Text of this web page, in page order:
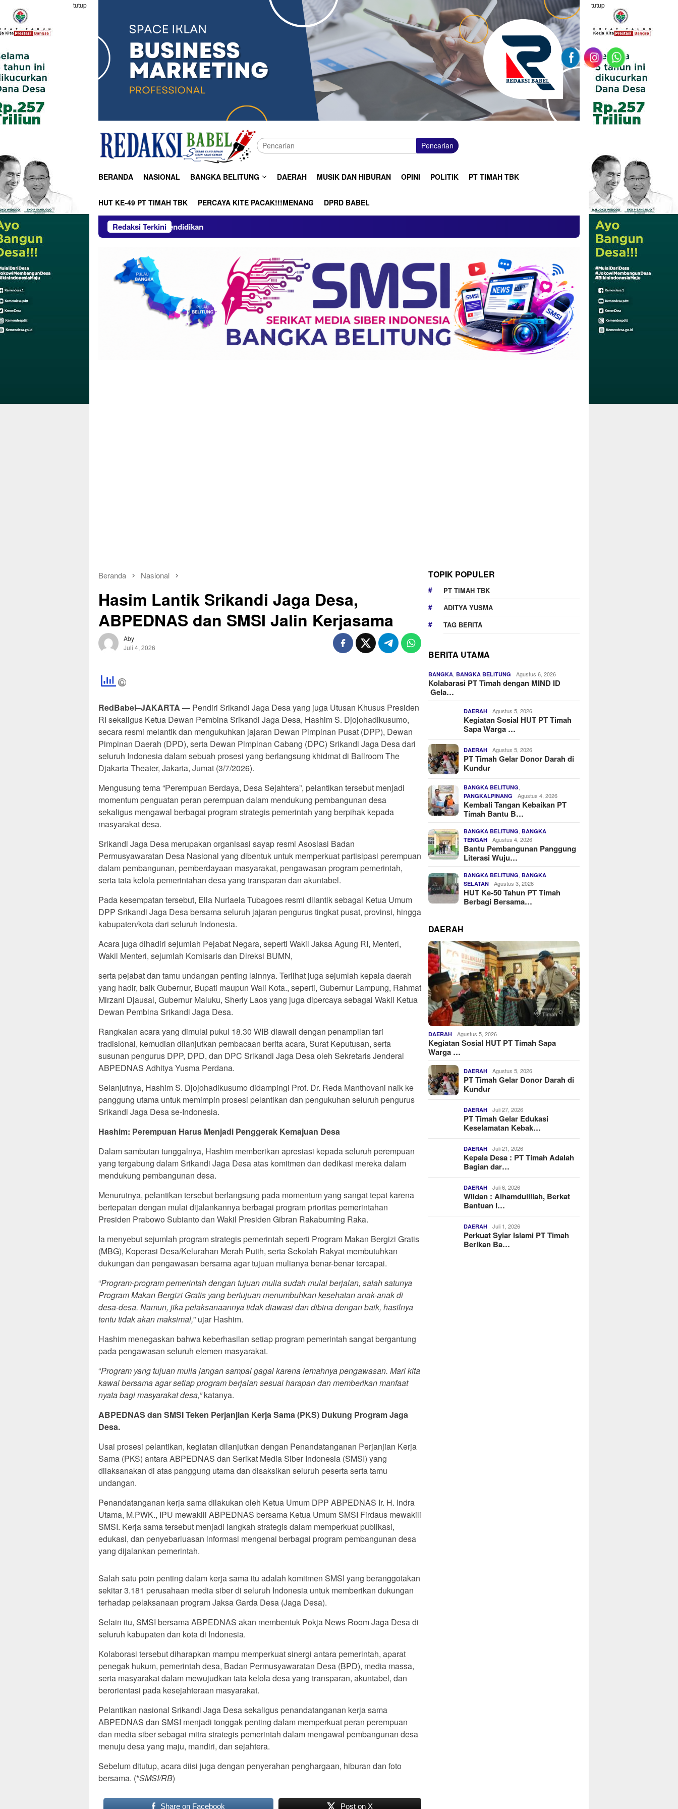
tutup tutup
Pencarian
BERANDA NASIONAL BANGKA BELITUNG DAERAH MUSIK DAN HIBURAN OPINI POLITIK PT TIMAH TBK
HUT KE-49 PT TIMAH TBK PERCAYA KITE PACAK!!!MENANG DPRD BABEL
Redaksi Terkini
PT Timah Untuk Dunia Pendidikan
Beranda Nasional
Hasim Lantik Srikandi Jaga Desa,
ABPEDNAS dan SMSI Jalin Kerjasama
Aby
Juli 4, 2026
RedBabel–JAKARTA — Pendiri Srikandi Jaga Desa yang juga Utusan Khusus Presiden
RI sekaligus Ketua Dewan Pembina Srikandi Jaga Desa, Hashim S. Djojohadikusumo,
secara resmi melantik dan mengukuhkan jajaran Dewan Pimpinan Pusat (DPP), Dewan
Pimpinan Daerah (DPD), serta Dewan Pimpinan Cabang (DPC) Srikandi Jaga Desa dari
seluruh Indonesia dalam sebuah prosesi yang berlangsung khidmat di Ballroom The
Djakarta Theater, Jakarta, Jumat (3/7/2026).
Mengusung tema “Perempuan Berdaya, Desa Sejahtera”, pelantikan tersebut menjadi
momentum penguatan peran perempuan dalam mendukung pembangunan desa
sekaligus mengawal berbagai program strategis pemerintah yang berpihak kepada
masyarakat desa.
Srikandi Jaga Desa merupakan organisasi sayap resmi Asosiasi Badan
Permusyawaratan Desa Nasional yang dibentuk untuk memperkuat partisipasi perempuan
dalam pembangunan, pemberdayaan masyarakat, pengawasan program pemerintah,
serta tata kelola pemerintahan desa yang transparan dan akuntabel.
Pada kesempatan tersebut, Ella Nurlaela Tubagoes resmi dilantik sebagai Ketua Umum
DPP Srikandi Jaga Desa bersama seluruh jajaran pengurus tingkat pusat, provinsi, hingga
kabupaten/kota dari seluruh Indonesia.
Acara juga dihadiri sejumlah Pejabat Negara, seperti Wakil Jaksa Agung RI, Menteri,
Wakil Menteri, sejumlah Komisaris dan Direksi BUMN,
serta pejabat dan tamu undangan penting lainnya. Terlihat juga sejumlah kepala daerah
yang hadir, baik Gubernur, Bupati maupun Wali Kota., seperti, Gubernur Lampung, Rahmat
Mirzani Djausal, Gubernur Maluku, Sherly Laos yang juga dipercaya sebagai Wakil Ketua
Dewan Pembina Srikandi Jaga Desa.
Rangkaian acara yang dimulai pukul 18.30 WIB diawali dengan penampilan tari
tradisional, kemudian dilanjutkan pembacaan berita acara, Surat Keputusan, serta
susunan pengurus DPP, DPD, dan DPC Srikandi Jaga Desa oleh Sekretaris Jenderal
ABPEDNAS Adhitya Yusma Perdana.
Selanjutnya, Hashim S. Djojohadikusumo didampingi Prof. Dr. Reda Manthovani naik ke
panggung utama untuk memimpin prosesi pelantikan dan pengukuhan seluruh pengurus
Srikandi Jaga Desa se-Indonesia.
Hashim: Perempuan Harus Menjadi Penggerak Kemajuan Desa
Dalam sambutan tunggalnya, Hashim memberikan apresiasi kepada seluruh perempuan
yang tergabung dalam Srikandi Jaga Desa atas komitmen dan dedikasi mereka dalam
mendukung pembangunan desa.
Menurutnya, pelantikan tersebut berlangsung pada momentum yang sangat tepat karena
bertepatan dengan mulai dijalankannya berbagai program prioritas pemerintahan
Presiden Prabowo Subianto dan Wakil Presiden Gibran Rakabuming Raka.
Ia menyebut sejumlah program strategis pemerintah seperti Program Makan Bergizi Gratis
(MBG), Koperasi Desa/Kelurahan Merah Putih, serta Sekolah Rakyat membutuhkan
dukungan dan pengawasan bersama agar tujuan mulianya benar-benar tercapai.
“Program-program pemerintah dengan tujuan mulia sudah mulai berjalan, salah satunya
Program Makan Bergizi Gratis yang bertujuan menumbuhkan kesehatan anak-anak di
desa-desa. Namun, jika pelaksanaannya tidak diawasi dan dibina dengan baik, hasilnya
tentu tidak akan maksimal,” ujar Hashim.
Hashim menegaskan bahwa keberhasilan setiap program pemerintah sangat bergantung
pada pengawasan seluruh elemen masyarakat.
“Program yang tujuan mulia jangan sampai gagal karena lemahnya pengawasan. Mari kita
kawal bersama agar setiap program berjalan sesuai harapan dan memberikan manfaat
nyata bagi masyarakat desa,”katanya.
ABPEDNAS dan SMSI Teken Perjanjian Kerja Sama (PKS) Dukung Program Jaga
Desa.
Usai prosesi pelantikan, kegiatan dilanjutkan dengan Penandatanganan Perjanjian Kerja
Sama (PKS) antara ABPEDNAS dan Serikat Media Siber Indonesia (SMSI) yang
dilaksanakan di atas panggung utama dan disaksikan seluruh peserta serta tamu
undangan.
Penandatanganan kerja sama dilakukan oleh Ketua Umum DPP ABPEDNAS Ir. H. Indra
Utama, M.PWK., IPU mewakili ABPEDNAS bersama Ketua Umum SMSI Firdaus mewakili
SMSI. Kerja sama tersebut menjadi langkah strategis dalam memperkuat publikasi,
edukasi, dan penyebarluasan informasi mengenai berbagai program pembangunan desa
yang dijalankan pemerintah.
Salah satu poin penting dalam kerja sama itu adalah komitmen SMSI yang beranggotakan
sekitar 3.181 perusahaan media siber di seluruh Indonesia untuk memberikan dukungan
terhadap pelaksanaan program Jaksa Garda Desa (Jaga Desa).
Selain itu, SMSI bersama ABPEDNAS akan membentuk Pokja News Room Jaga Desa di
seluruh kabupaten dan kota di Indonesia.
Kolaborasi tersebut diharapkan mampu memperkuat sinergi antara pemerintah, aparat
penegak hukum, pemerintah desa, Badan Permusyawaratan Desa (BPD), media massa,
serta masyarakat dalam mewujudkan tata kelola desa yang transparan, akuntabel, dan
berorientasi pada kesejahteraan masyarakat.
Pelantikan nasional Srikandi Jaga Desa sekaligus penandatanganan kerja sama
ABPEDNAS dan SMSI menjadi tonggak penting dalam memperkuat peran perempuan
dan media siber sebagai mitra strategis pemerintah dalam mengawal pembangunan desa
menuju desa yang maju, mandiri, dan sejahtera.
Sebelum ditutup, acara diisi juga dengan penyerahan penghargaan, hiburan dan foto
bersama. (*SMSI/RB)
Share on Facebook Post on X
TOPIK POPULER
PT TIMAH TBK
ADITYA YUSMA
TAG BERITA
BERITA UTAMA
BANGKA ,BANGKA BELITUNG Agustus 6, 2026
Kolabarasi PT Timah dengan MIND ID
Gela…
DAERAH Agustus 5, 2026
Kegiatan Sosial HUT PT Timah
Sapa Warga …
DAERAH Agustus 5, 2026
PT Timah Gelar Donor Darah di
Kundur
BANGKA BELITUNG
PANGKALPINANG Agustus 4, 2026
Kembali Tangan Kebaikan PT
Timah Bantu B…
BANGKA BELITUNG ,BANGKA
TENGAH
Agustus 4, 2026
Bantu Pembangunan Panggung
Literasi Wuju…
BANGKA BELITUNG ,BANGKA
SELATAN
Agustus 3, 2026
HUT Ke-50 Tahun PT Timah
Berbagi Bersama…
DAERAH
DAERAH Agustus 5, 2026
Kegiatan Sosial HUT PT Timah Sapa
Warga …
DAERAH Agustus 5, 2026
PT Timah Gelar Donor Darah di
Kundur
DAERAH Juli 27, 2026
PT Timah Gelar Edukasi
Keselamatan Kebak…
DAERAH Juli 21, 2026
Kepala Desa : PT Timah Adalah
Bagian dar…
DAERAH Juli 6, 2026
Wildan : Alhamdulillah, Berkat
Bantuan I…
DAERAH Juli 1, 2026
Perkuat Syiar Islami PT Timah
Berikan Ba…